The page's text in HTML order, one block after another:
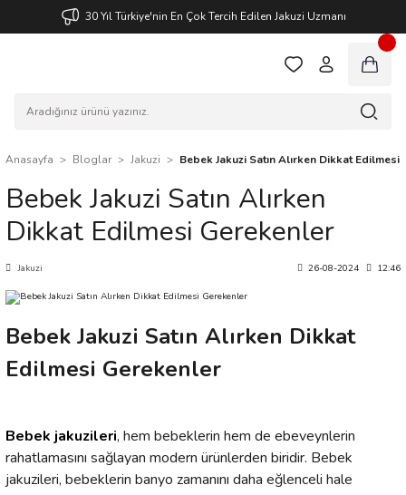
30 Yıl Türkiye'nin En Çok Tercih Edilen Jakuzi Uzmanı
Anasayfa Bloglar Jakuzi Bebek Jakuzi Satın Alırken Dikkat Edilmesi
Bebek Jakuzi Satın Alırken
Dikkat Edilmesi Gerekenler
Jakuzi 26-08-2024 12:46
Bebek Jakuzi Satın Alırken Dikkat
Edilmesi Gerekenler
Bebek jakuzileri, hem bebeklerin hem de ebeveynlerin
rahatlamasını sağlayan modern ürünlerden biridir. Bebek
jakuzileri, bebeklerin banyo zamanını daha eğlenceli hale